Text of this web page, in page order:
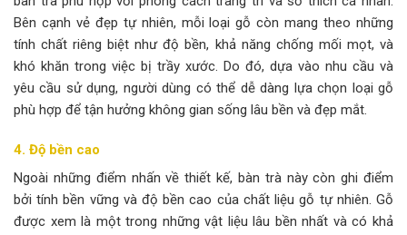
Bên cạnh vẻ đẹp tự nhiên, mỗi loại gỗ còn mang theo những
tính chất riêng biệt như độ bền, khả năng chống mối mọt, và
khó khăn trong việc bị trầy xước. Do đó, dựa vào nhu cầu và
yêu cầu sử dụng, người dùng có thể dễ dàng lựa chọn loại gỗ
phù hợp để tận hưởng không gian sống lâu bền và đẹp mắt.
4. Độ bền cao
Ngoài những điểm nhấn về thiết kế, bàn trà này còn ghi điểm
bởi tính bền vững và độ bền cao của chất liệu gỗ tự nhiên. Gỗ
được xem là một trong những vật liệu lâu bền nhất và có khả